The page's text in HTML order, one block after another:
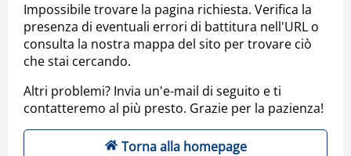
Impossibile trovare la pagina richiesta. Verifica la
presenza di eventuali errori di battitura nell'URL o
consulta la nostra mappa del sito per trovare ciò
che stai cercando.
Altri problemi? Invia un'e-mail di seguito e ti
contatteremo al più presto. Grazie per la pazienza!
Torna alla homepage